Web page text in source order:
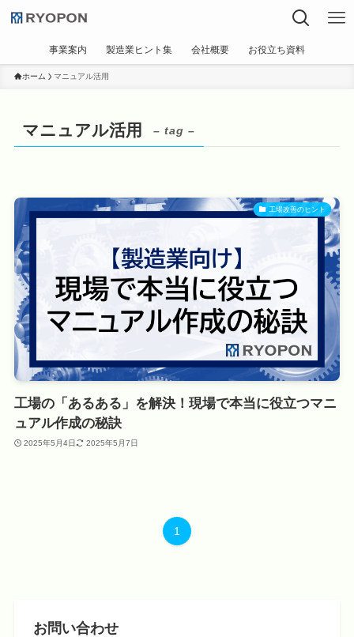
事業案内 製造業ヒント集 会社概要 お役立ち資料
ホーム マニュアル活用
マニュアル活用 – tag –
工場改善のヒント
工場の「あるある」を解決！現場で本当に役立つマニ
ュアル作成の秘訣
2025年5月4日 2025年5月7日
1
お問い合わせ